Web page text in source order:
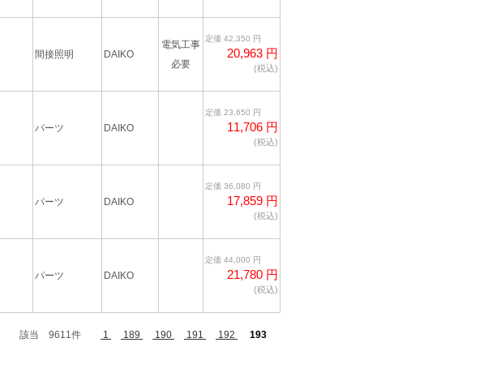
間接照明 DAIKO
電気工事
必要
定価 42,350 円
20,963 円
(税込)
パーツ DAIKO
定価 23,650 円
11,706 円
(税込)
パーツ DAIKO
定価 36,080 円
17,859 円
(税込)
パーツ DAIKO
定価 44,000 円
21,780 円
(税込)
該当 9611件 1 189 190 191 192 193